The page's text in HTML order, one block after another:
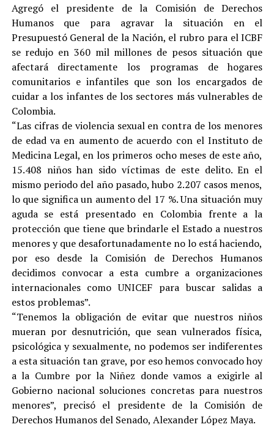
Agregó el presidente de la Comisión de Derechos
Humanos que para agravar la situación en el
Presupuestó General de la Nación, el rubro para el ICBF
se redujo en 360 mil millones de pesos situación que
afectará directamente los programas de hogares
comunitarios e infantiles que son los encargados de
cuidar a los infantes de los sectores más vulnerables de
Colombia.
“Las cifras de violencia sexual en contra de los menores
de edad va en aumento de acuerdo con el Instituto de
Medicina Legal, en los primeros ocho meses de este año,
15.408 niños han sido víctimas de este delito. En el
mismo periodo del año pasado, hubo 2.207 casos menos,
lo que significa un aumento del 17 %. Una situación muy
aguda se está presentado en Colombia frente a la
protección que tiene que brindarle el Estado a nuestros
menores y que desafortunadamente no lo está haciendo,
por eso desde la Comisión de Derechos Humanos
decidimos convocar a esta cumbre a organizaciones
internacionales como UNICEF para buscar salidas a
estos problemas”.
“Tenemos la obligación de evitar que nuestros niños
mueran por desnutrición, que sean vulnerados física,
psicológica y sexualmente, no podemos ser indiferentes
a esta situación tan grave, por eso hemos convocado hoy
a la Cumbre por la Niñez donde vamos a exigirle al
Gobierno nacional soluciones concretas para nuestros
menores”, precisó el presidente de la Comisión de
Derechos Humanos del Senado, Alexander López Maya.